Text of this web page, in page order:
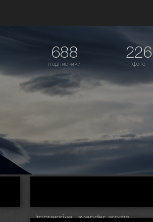
688
подписчики
226
фото
Impressive lavender aroma